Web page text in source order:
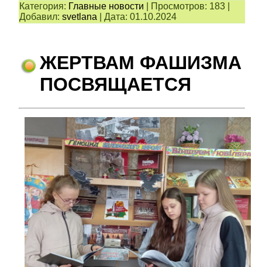
Категория: Главные новости Просмотров: 183
Добавил: svetlana |Дата: 01.10.2024
ЖЕРТВАМ ФАШИЗМА
ПОСВЯЩАЕТСЯ